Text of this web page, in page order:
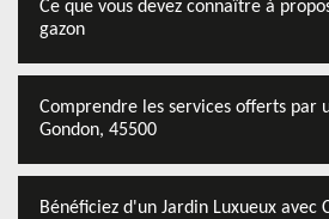
Ce que vous devez connaître à
gazon
Comprendre les services offerts par
Gondon, 45500
Bénéficiez d'un Jardin Luxueux avec